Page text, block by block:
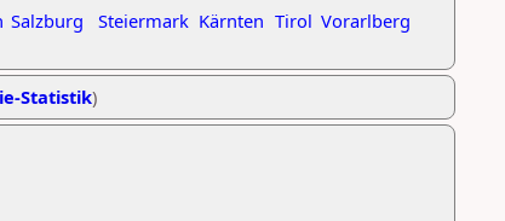
Salzburg Steiermark Kärnten Tirol Vorarlberg
Statistik)